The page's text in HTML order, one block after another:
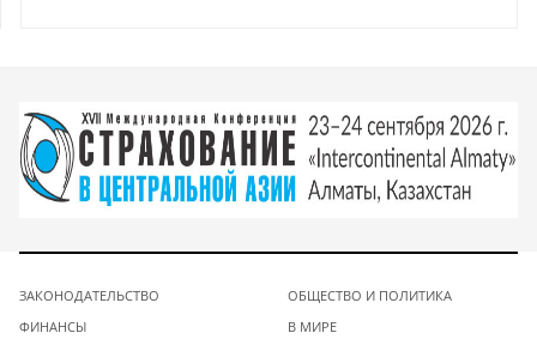
ЗАКОНОДАТЕЛЬСТВО
ФИНАНСЫ
ОБЩЕСТВО И ПОЛИТИКА
В МИРЕ